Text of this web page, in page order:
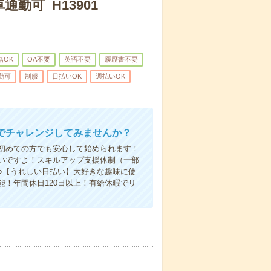
勤可_H13901
OK OA不要 英語不要 履歴書不要
可 制服 日払いOK 週払いOK
ャレンジしてみませんか？
ての方でも安心して始められます！
ですよ！スキルアップ支援体制（一部
うれしい日払い】大好きな趣味に使
年間休日120日以上！有給休暇でリ